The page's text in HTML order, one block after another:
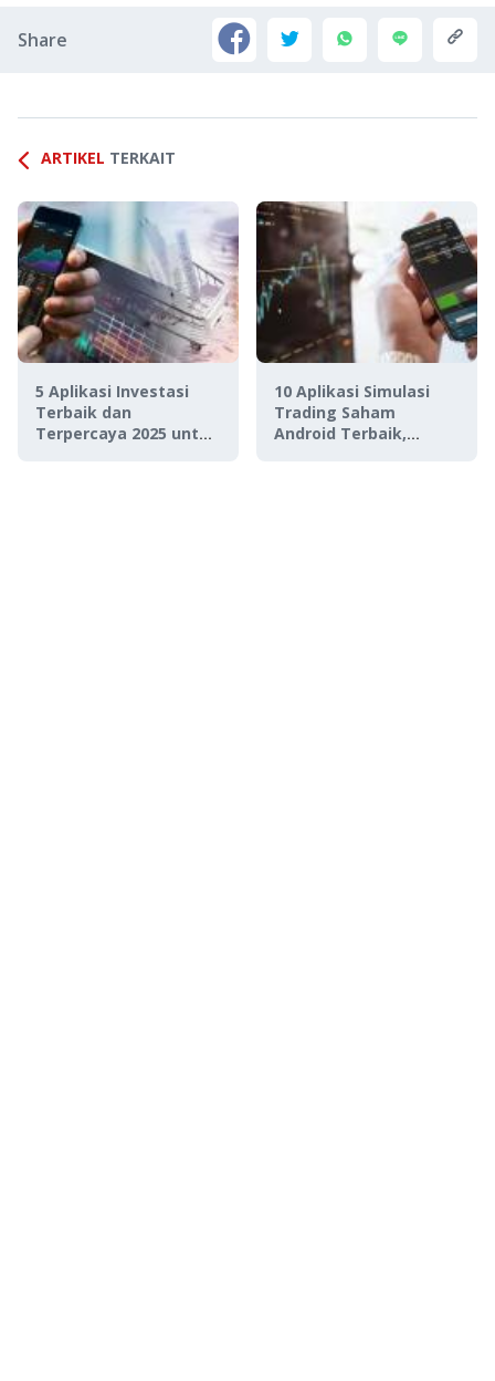
Share
ARTIKEL TERKAIT
5 Aplikasi Investasi
Terbaik dan
Terpercaya 2025 untuk
10 Aplikasi Simulasi
Trading Saham
Android Terbaik,